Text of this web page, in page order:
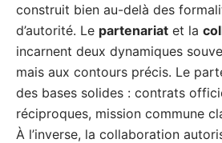
construit bien au-delà des
d’autorité. Le partenariat et la
incarnent deux dynamiques
mais aux contours précis. Le
des bases solides : contrats
réciproques, mission commune
À l’inverse, la collaboration